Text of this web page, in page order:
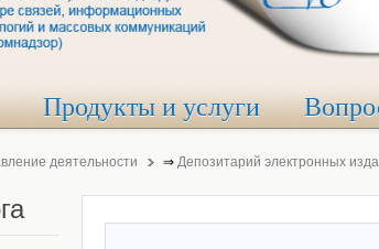
Продукты и услуги
деятельности ⇒ Депозитарий электронных